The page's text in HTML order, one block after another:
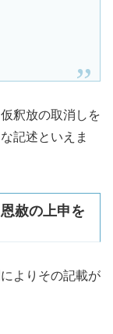
釈放の取消しを
記述といえま
赦の上申を
よりその記載が